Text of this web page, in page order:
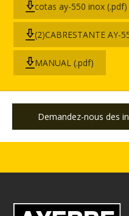
cotas ay-550 inox (.pdf)
(2)CABRESTANTE AY-
MANUAL (.pdf)
Demandez-nous des